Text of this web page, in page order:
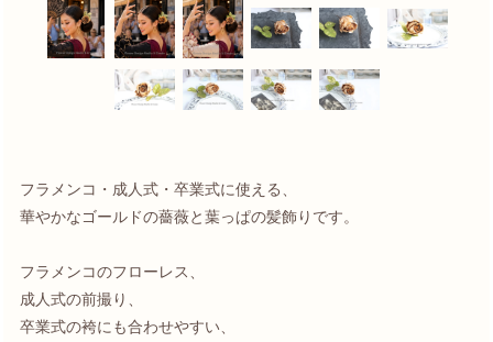
フラメンコ・成人式・卒業式に使える、
華やかなゴールドの薔薇と葉っぱの髪飾りです。
フラメンコのフローレス、
成人式の前撮り、
卒業式の袴にも合わせやすい、